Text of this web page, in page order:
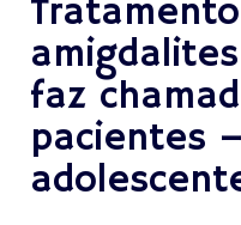
faz
pacientes